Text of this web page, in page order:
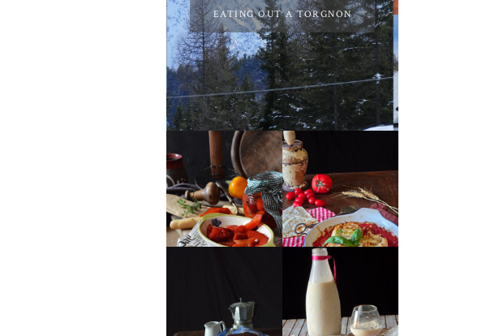
EATING OUT A TORGNON
PEPERONI ALLA
PIEMONTESE
GIRANDOLE DI
RICOTTA
MUG CAKE AL
CIOCCOLATO
MANDORLITO